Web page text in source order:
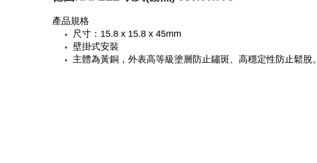
產品規格
尺寸：15.8 x 15.8 x 45mm
壁掛式安裝
主體為黃銅，外表高等級塗層防止鏽斑、高穩定性防止鬆脫。